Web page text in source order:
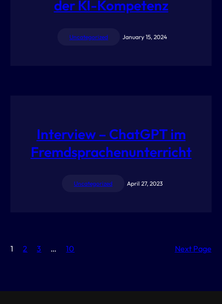
der KI-Kompetenz
Uncategorized January 15, 2024
Interview – ChatGPT im
Fremdsprachenunterricht
Uncategorized April 27, 2023
1 2 3 … 10 Next Page